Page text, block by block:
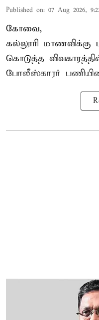
Published on: 07 Aug 2026,
கோவை,
கல்லூரி
கொடுத்த
போலீஸ்காரர்